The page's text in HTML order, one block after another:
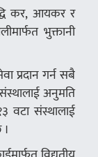
कर, आयकर र
भुक्तानी
प्रदान गर्न सबै
अनुमति
वटा संस्थालाई